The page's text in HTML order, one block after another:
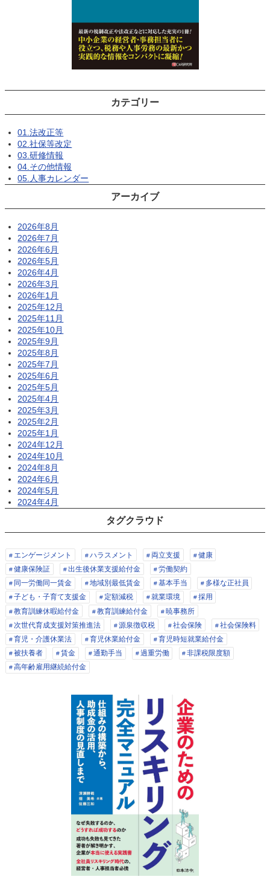
カテゴリー
01.法改正等
02.社保等改定
03.研修情報
04.その他情報
05.人事カレンダー
アーカイブ
2026年8月
2026年7月
2026年6月
2026年5月
2026年4月
2026年3月
2026年1月
2025年12月
2025年11月
2025年10月
2025年9月
2025年8月
2025年7月
2025年6月
2025年5月
2025年4月
2025年3月
2025年2月
2025年1月
2024年12月
2024年10月
2024年8月
2024年6月
2024年5月
2024年4月
タグクラウド
エンゲージメント ハラスメント 両立支援
健康
健康保険証
出生後休業支援給付金
労働契約
同一労働同一賃金
地域別最低賃金 基本手当
多様な正社員
子ども・子育て支援金
定額減税 就業環境
採用
教育訓練休暇給付金
教育訓練給付金
暁事務所
次世代育成支援対策推進法
源泉徴収税 社会保険
社会保険料
育児・介護休業法
育児休業給付金
育児時短就業給付金
被扶養者
賃金 通勤手当 過重労働
非課税限度額
高年齢雇用継続給付金